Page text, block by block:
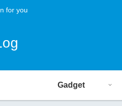
for you
Gadget